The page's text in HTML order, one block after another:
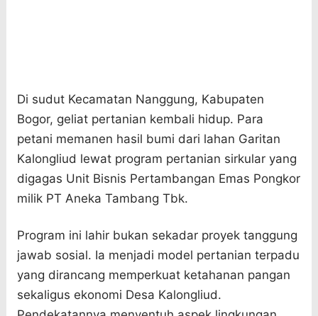
Di sudut Kecamatan Nanggung, Kabupaten
Bogor, geliat pertanian kembali hidup. Para
petani memanen hasil bumi dari lahan Garitan
Kalongliud lewat program pertanian sirkular yang
digagas Unit Bisnis Pertambangan Emas Pongkor
milik PT Aneka Tambang Tbk.
Program ini lahir bukan sekadar proyek tanggung
jawab sosial. Ia menjadi model pertanian terpadu
yang dirancang memperkuat ketahanan pangan
sekaligus ekonomi Desa Kalongliud.